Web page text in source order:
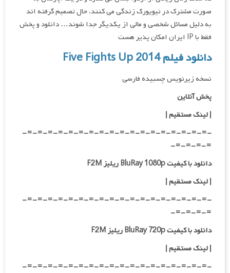
صورت مشترک در نیویورک زندگی می کنند، حال تصمیم گرفته اند
به دلیل مسائل شخصی و مالی از یکدیگر جدا شوند… دانلود و پخش
فقط با IP ایران امکان پذیر هست
دانلود فیلم Five Fights Up 2014
نسخه زیرنویس چسبیده فارسی
پخش آنلاین
| لینک مستقیم|
-=-=-=-=-=-=-=-=-=-=-=-=-=-=-=-=-=-=-
=-=-=-=-
دانلود با کیفیت BluRay 1080p ریلیز F2M
|لینک مستقیم|
-=-=-=-=-=-=-=-=-=-=-=-=-=-=-=-=-=-=-
=-=-=-=-
دانلود با کیفیت BluRay 720p ریلیز F2M
| لینک مستقیم|
-=-=-=-=-=-=-=-=-=-=-=-=-=-=-=-=-=-=-